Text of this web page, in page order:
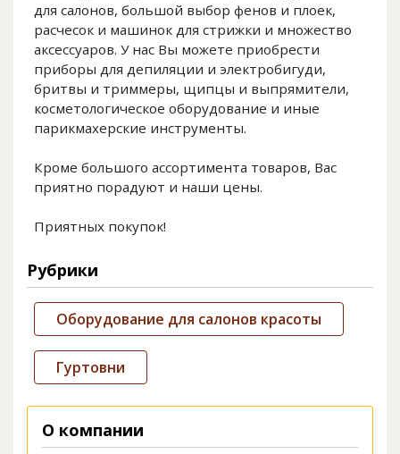
для салонов, большой выбор фенов и плоек,
расчесок и машинок для стрижки и множество
аксессуаров. У нас Вы можете приобрести
приборы для депиляции и электробигуди,
бритвы и триммеры, щипцы и выпрямители,
косметологическое оборудование и иные
парикмахерские инструменты.
Кроме большого ассортимента товаров, Вас
приятно порадуют и наши цены.
Приятных покупок!
Рубрики
Оборудование для салонов красоты
Гуртовни
О компании